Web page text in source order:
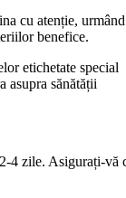
cu atenție, urmând
benefice.
etichetate special
asupra sănătății
4 zile. Asigurați-vă